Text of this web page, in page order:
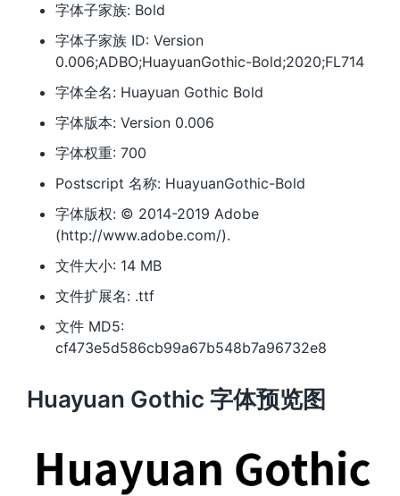
字体子家族: Bold
字体子家族 ID: Version
0.006;ADBO;HuayuanGothic-Bold;2020;FL714
字体全名: Huayuan Gothic Bold
字体版本: Version 0.006
字体权重: 700
Postscript 名称: HuayuanGothic-Bold
字体版权: © 2014-2019 Adobe
(http://www.adobe.com/).
文件大小: 14 MB
文件扩展名: .ttf
文件 MD5:
cf473e5d586cb99a67b548b7a96732e8
Huayuan Gothic 字体预览图